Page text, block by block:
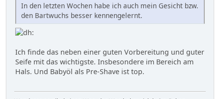
In den letzten Wochen habe ich auch mein Gesicht bzw.
den Bartwuchs besser kennengelernt.
Ich finde das neben einer guten Vorbereitung und guter
Seife mit das wichtigste. Insbesondere im Bereich am
Hals. Und Babyöl als Pre-Shave ist top.